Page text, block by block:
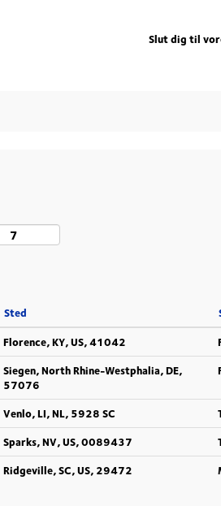
Slut dig til
Sted
Florence, KY, US, 41042
Siegen, North Rhine-Westphalia, DE,
57076
Venlo, LI, NL, 5928 SC
Sparks, NV, US, 0089437
Ridgeville, SC, US, 29472